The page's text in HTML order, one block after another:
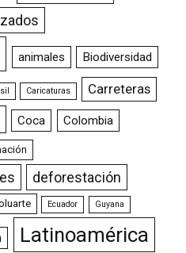
animales Biodiversidad
Caricaturas Carreteras
Coca Colombia
deforestación
Ecuador Guyana
Latinoamérica